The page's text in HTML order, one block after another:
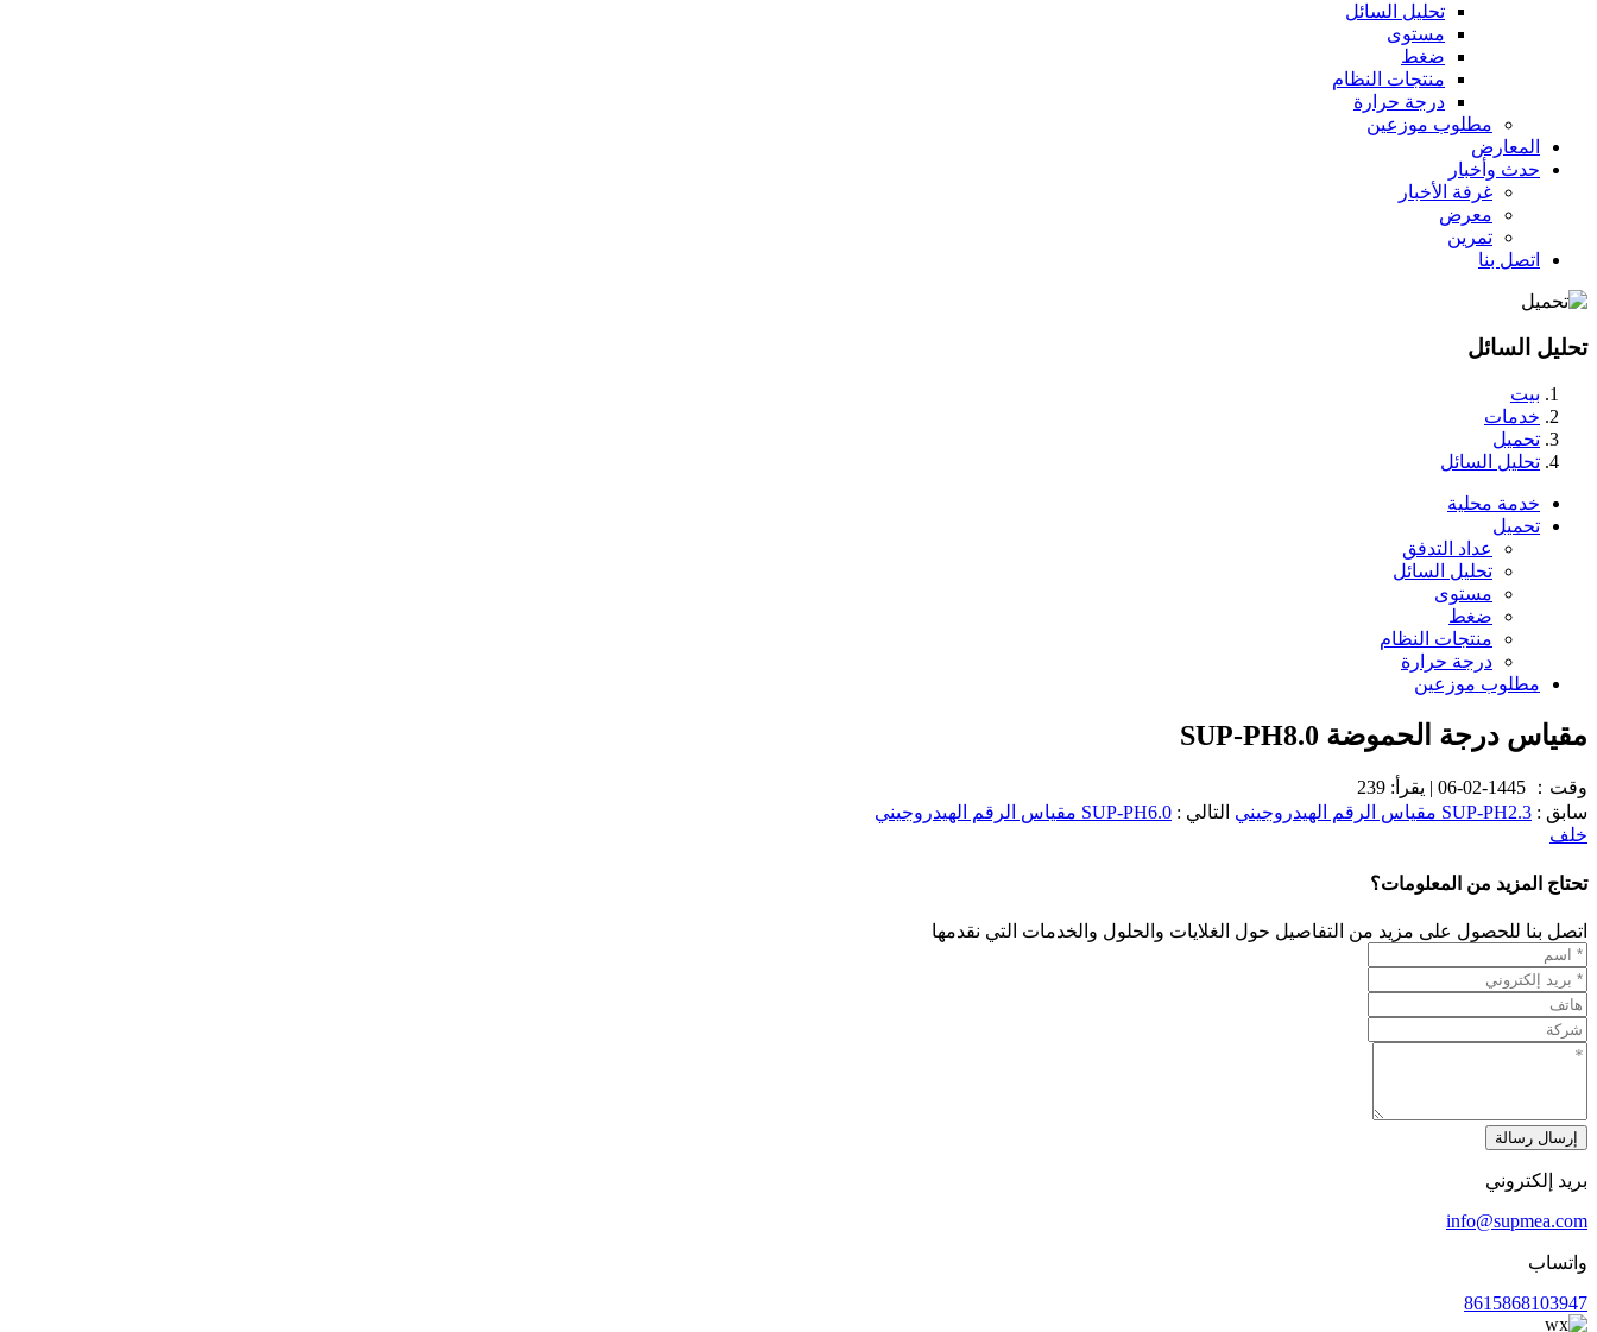
تحليل السائل
مستوى
ضغط
منتجات النظام
درجة حرارة
مطلوب موزعين
المعارض
حدث وأخبار
غرفة الأخبار
معرض
تمرين
اتصل بنا
تحليل السائل
بيت
خدمات
تحميل
تحليل السائل
خدمة محلية
تحميل
عداد التدفق
تحليل السائل
مستوى
ضغط
منتجات النظام
درجة حرارة
مطلوب موزعين
مقياس درجة الحموضة SUP-PH8.0
وقت： 1445-02-06
| يقرأ: 239
سابق : SUP-PH2.3 مقياس الرقم الهيدروجيني التالي : SUP-PH6.0 مقياس الرقم الهيدروجيني
خلف
تحتاج المزيد من المعلومات؟
اتصل بنا للحصول على مزيد من التفاصيل حول الغلايات والحلول والخدمات التي نقدمها
إرسال رسالة
بريد إلكتروني
info@supmea.com
واتساب
8615868103947